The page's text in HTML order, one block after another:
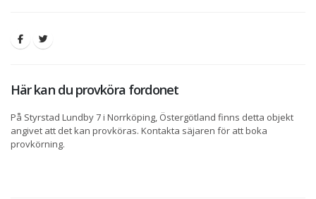
Här kan du provköra fordonet
På Styrstad Lundby 7 i Norrköping, Östergötland finns detta objekt
angivet att det kan provköras. Kontakta säjaren för att boka
provkörning.